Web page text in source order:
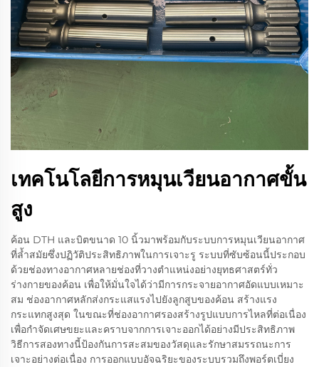
เทคโนโลยีการหมุนเวียนอากาศขั้น
สูง
ค้อน DTH และบิตขนาด 10 นิ้วมาพร้อมกับระบบการหมุนเวียนอากาศ
ที่ล้ำสมัยซึ่งปฏิวัติประสิทธิภาพในการเจาะรู ระบบที่ซับซ้อนนี้ประกอบ
ด้วยช่องทางอากาศหลายช่องที่วางตำแหน่งอย่างยุทธศาสตร์ทั่ว
ร่างกายของค้อน เพื่อให้มั่นใจได้ว่ามีการกระจายอากาศอัดแบบเหมาะ
สม ช่องอากาศหลักส่งกระแสแรงไปยังลูกสูบของค้อน สร้างแรง
กระแทกสูงสุด ในขณะที่ช่องอากาศรองสร้างรูปแบบการไหลที่ต่อเนื่อง
เพื่อกำจัดเศษขยะและคราบจากการเจาะออกได้อย่างมีประสิทธิภาพ
วิธีการสองทางนี้ป้องกันการสะสมของวัสดุและรักษาสมรรถนะการ
เจาะอย่างต่อเนื่อง การออกแบบอัจฉริยะของระบบรวมถึงพอร์ตเบี่ยง